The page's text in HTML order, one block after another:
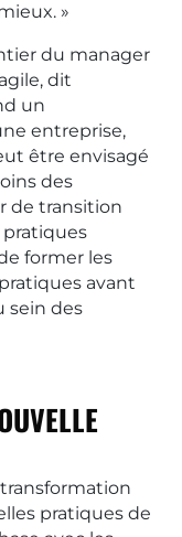
»
du manager
dit
un
entreprise,
être envisagé
des
de transition
former les
avant
sein des
pratiques de